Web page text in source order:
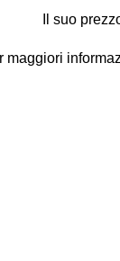
Il suo
maggiori